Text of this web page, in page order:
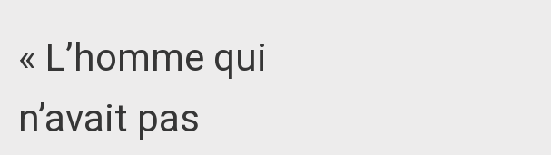
« L’homme qui
n’avait pas